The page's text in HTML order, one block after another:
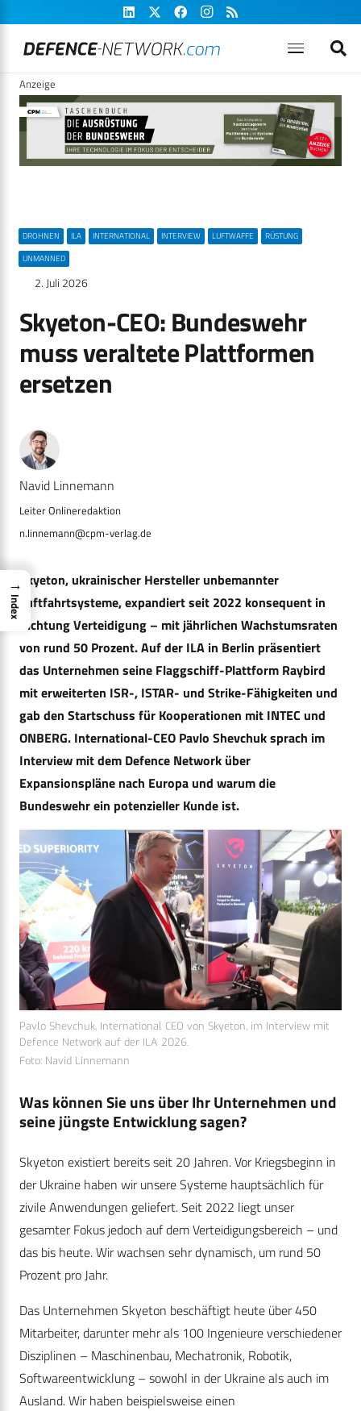
Anzeige
DROHNEN ILA INTERNATIONAL INTERVIEW LUFTWAFFE
RÜSTUNG
UNMANNED
2. Juli 2026
Skyeton-CEO: Bundeswehr
muss veraltete Plattformen
ersetzen
Navid Linnemann
n.linnemann@cpm-verlag.de
Skyeton, ukrainischer Hersteller unbemannter
Luftfahrtsysteme, expandiert seit 2022 konsequent in
Richtung Verteidigung – mit jährlichen Wachstumsraten
von rund 50 Prozent. Auf der ILA in Berlin präsentiert
das Unternehmen seine Flaggschiff-Plattform Raybird
mit erweiterten ISR-, ISTAR- und Strike-Fähigkeiten und
gab den Startschuss für Kooperationen mit INTEC und
ONBERG. International-CEO Pavlo Shevchuk sprach im
Interview mit dem Defence Network über
Expansionspläne nach Europa und warum die
Bundeswehr ein potenzieller Kunde ist.
Pavlo Shevchuk, International CEO von Skyeton, im Interview mit
Defence Network auf der ILA 2026.
Foto: Navid Linnemann
Was können Sie uns über Ihr Unternehmen und
seine jüngste Entwicklung sagen?
Skyeton existiert bereits seit 20 Jahren. Vor Kriegsbeginn in
der Ukraine haben wir unsere Systeme hauptsächlich für
zivile Anwendungen geliefert. Seit 2022 liegt unser
gesamter Fokus jedoch auf dem Verteidigungsbereich – und
das bis heute. Wir wachsen sehr dynamisch, um rund 50
Prozent pro Jahr.
Das Unternehmen Skyeton beschäftigt heute über 450
Mitarbeiter, darunter mehr als 100 Ingenieure verschiedener
Disziplinen – Maschinenbau, Mechatronik, Robotik,
Softwareentwicklung – sowohl in der Ukraine als auch im
Ausland. Wir haben beispielsweise einen
→
Index